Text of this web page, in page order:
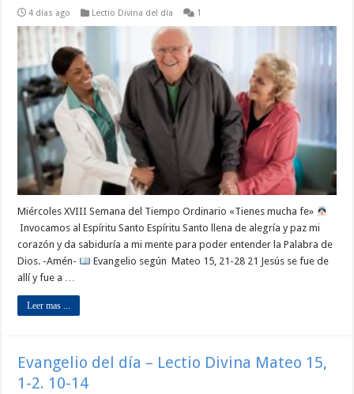
4 días ago Lectio Divina del día 1
Miércoles XVIII Semana del Tiempo Ordinario «Tienes mucha fe»
Invocamos al Espíritu Santo Espíritu Santo llena de alegría y paz mi
corazón y da sabiduría a mi mente para poder entender la Palabra de
Dios. -Amén-
Evangelio según Mateo 15, 21-28 21 Jesús se fue de
allí y fue a …
Leer mas ...
Evangelio del día – Lectio Divina Mateo 15,
1-2. 10-14